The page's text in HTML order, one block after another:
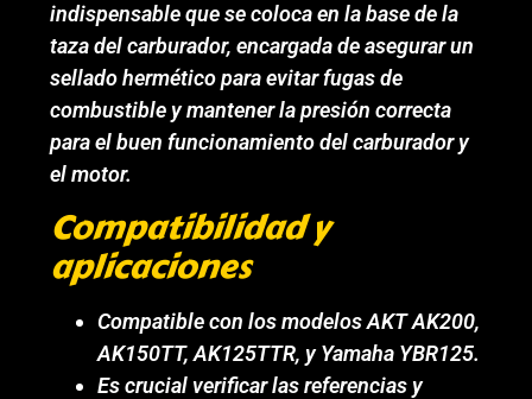
indispensable que se coloca en la base de la
taza del carburador, encargada de asegurar un
sellado hermético para evitar fugas de
combustible y mantener la presión correcta
para el buen funcionamiento del carburador y
el motor.
Compatibilidad y
aplicaciones
Compatible con los modelos AKT AK200,
AK150TT, AK125TTR, y Yamaha YBR125.
Es crucial verificar las referencias y